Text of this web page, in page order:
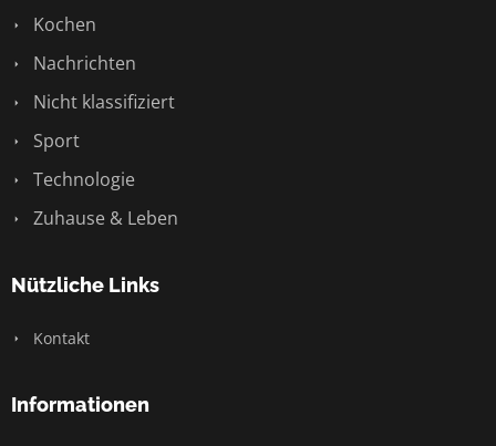
Kochen
Nachrichten
Nicht klassifiziert
Sport
Technologie
Zuhause & Leben
Nützliche Links
Kontakt
Informationen